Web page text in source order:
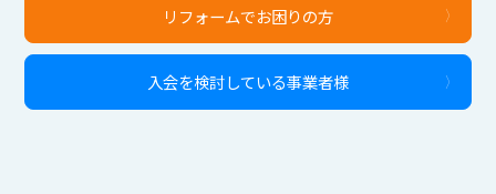
リフォームでお困りの方
入会を検討している事業者様